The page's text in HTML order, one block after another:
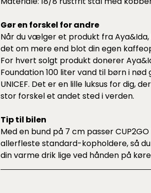
Gør en forskel for andre
Når du vælger et produkt fra
det om mere end blot din egen
For hvert solgt produkt donerer
Foundation 100 liter vand til børn i nød
UNICEF. Det er en lille luksus for dig,
stor forskel et andet sted i verden.
Tip til bilen
Med en bund på 7 cm passer CUP2GO
allerfleste standard-kopholdere, så
din varme drik lige ved hånden på